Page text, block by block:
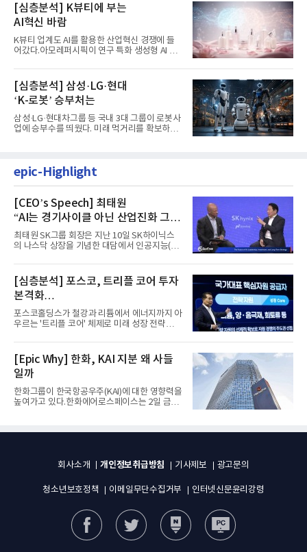
[심층분석] K뷰티에 부는
AI혁신 바람
K뷰티 업계도 AI를 활용한 산업혁신 경쟁에 들
어갔다.아모레퍼시픽이 연구 특화 생성형 AI 플
[심층분석] 삼성·LG·현대
‘K-로봇’ 승부처는
삼성·LG·현대차그룹 등 국내 3대 그룹이 로봇사
업에 승부수를 띄웠다. 미래 먹거리를 확보하기
epic-Highlight
[CEO’s Speech] 최태원
“AI는 경기사이클 아닌 산업진화 그
자체”
최태원 SK그룹 회장은 지난 10일 SK하이닉스
의 나스닥 상장을 기념한 대담에서 인공지능(AI)
[심층분석] 포스코, 트리플 코어 투자
본격화
16조7천억원 투자 재원 마련 전략은?
포스코홀딩스가 철강과 리튬에서 에너지까지 아
우르는 '트리플 코어' 체제로 미래 성장 전략을
[Epic Why] 한화, KAI 지분 왜 사들
일까
한화그룹이 한국항공우주(KAI)에 대한 영향력을
높여가고 있다.한화에어로스페이스는 2일 금융
회사소개 개인정보취급방침 기사제보 광고문의
청소년보호정책 이메일무단수집거부 인터넷신문윤리강령